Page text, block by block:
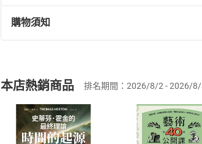
退換貨規定：
(一)依消費者保護法第19條第1項後段暨
(二)消費者訂購本店鋪之商品即代表知
且已下載/存取電子書，不得請求退貨退
退貨方式：您欲取消訂單或辦理退貨時
貨」，本店鋪將依您的申請進行審核，待
購物須知
挑選商品
Choose
放入購
Shopping
本店熱銷商品 排名期間：2026/8/2 - 2026/